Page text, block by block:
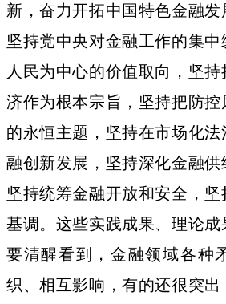
新，奋力开拓中国特色金融
坚持党中央对金融工作的集
人民为中心的价值取向，坚
济作为根本宗旨，坚持把防
的永恒主题，坚持在市场化
融创新发展，坚持深化金融供
坚持统筹金融开放和安全，
基调。这些实践成果、理论
要清醒看到，金融领域各种
织、相互影响，有的还很突